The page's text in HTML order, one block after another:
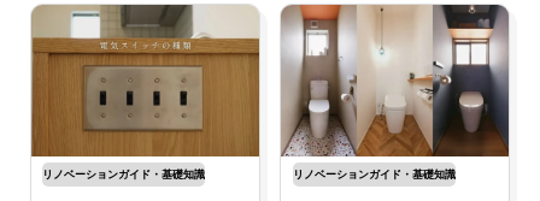
リノベーションガイド・基礎知識 リノベーションガイド・基礎知識